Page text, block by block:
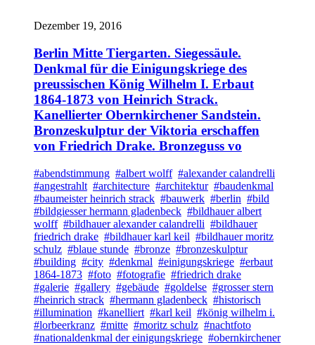
Dezember 19, 2016
Berlin Mitte Tiergarten. Siegessäule.
Denkmal für die Einigungskriege des
preussischen König Wilhelm I. Erbaut
1864-1873 von Heinrich Strack.
Kanellierter Obernkirchener Sandstein.
Bronzeskulptur der Viktoria erschaffen
von Friedrich Drake. Bronzeguss vo
#abendstimmung #albert wolff #alexander calandrelli
#angestrahlt #architecture #architektur #baudenkmal
#baumeister heinrich strack #bauwerk #berlin #bild
#bildgiesser hermann gladenbeck #bildhauer albert
wolff #bildhauer alexander calandrelli #bildhauer
friedrich drake #bildhauer karl keil #bildhauer moritz
schulz #blaue stunde #bronze #bronzeskulptur
#building #city #denkmal #einigungskriege #erbaut
1864-1873 #foto #fotografie #friedrich drake
#galerie #gallery #gebäude #goldelse #grosser stern
#heinrich strack #hermann gladenbeck #historisch
#illumination #kanelliert #karl keil #könig wilhelm i.
#lorbeerkranz #mitte #moritz schulz #nachtfoto
#nationaldenkmal der einigungskriege #obernkirchener